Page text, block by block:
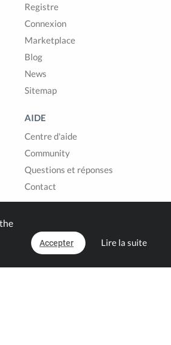
Registre
Connexion
Marketplace
Blog
News
Sitemap
AIDE
Centre d'aide
Community
Questions et réponses
Contact
Accepter Lire la suite